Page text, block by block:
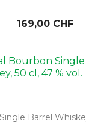
169,00 CHF
Barrel